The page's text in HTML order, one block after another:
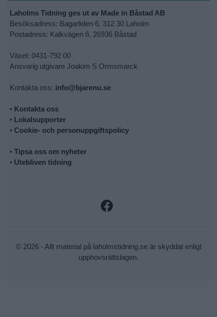
Laholms Tidning ges ut av Made in Båstad AB
Besöksadress: Bagarliden 6, 312 30 Laholm
Postadress: Kalkvägen 6, 26936 Båstad
Växel: 0431-792 00
Ansvarig utgivare Joakim S Ormsmarck
Kontakta oss: info@bjarenu.se
• Kontakta oss
• Lokalsupporter
• Cookie- och personuppgiftspolicy
• Tipsa oss om nyheter
• Utebliven tidning
© 2026 - Allt material på laholmstidning.se är skyddat enligt
upphovsrättslagen.